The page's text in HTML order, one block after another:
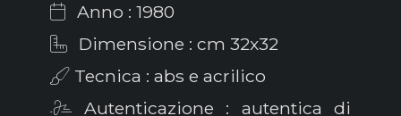
Anno : 1980
Dimensione : cm 32x32
Tecnica : abs e acrilico
Autenticazione : autentica di